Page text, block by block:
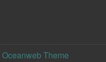
Oceanweb Theme